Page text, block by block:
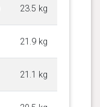
23.5 kg
21.9 kg
21.1 kg